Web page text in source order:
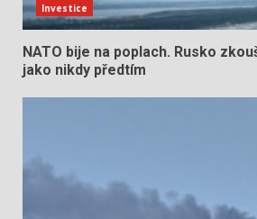
Investice
NATO bije na poplach. Rusko
jako nikdy předtím